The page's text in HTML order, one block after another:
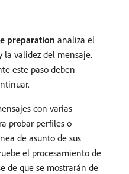
preparation analiza el
la validez del mensaje.
este paso deben
con varias
probar perfiles o
de asunto de sus
el procesamiento de
de que se mostrarán de